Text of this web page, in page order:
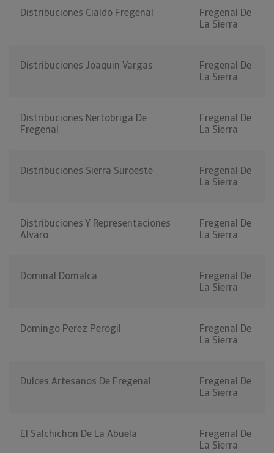
Distribuciones Cialdo Fregenal
Fregenal De
La Sierra
Distribuciones Joaquin Vargas
Fregenal De
La Sierra
Distribuciones Nertobriga De
Fregenal
Fregenal De
La Sierra
Distribuciones Sierra Suroeste
Fregenal De
La Sierra
Distribuciones Y Representaciones
Alvaro
Fregenal De
La Sierra
Dominal Domalca
Fregenal De
La Sierra
Domingo Perez Perogil
Fregenal De
La Sierra
Dulces Artesanos De Fregenal
Fregenal De
La Sierra
El Salchichon De La Abuela
Fregenal De
La Sierra